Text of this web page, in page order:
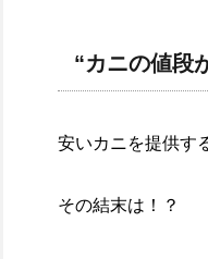
“カニの値段
安いカニを提供す
その結末は！？